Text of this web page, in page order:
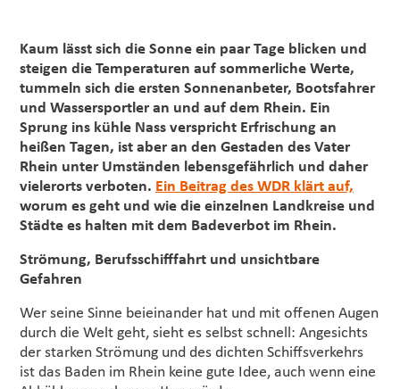
Kaum lässt sich die Sonne ein paar Tage blicken und
steigen die Temperaturen auf sommerliche Werte,
tummeln sich die ersten Sonnenanbeter, Bootsfahrer
und Wassersportler an und auf dem Rhein. Ein
Sprung ins kühle Nass verspricht Erfrischung an
heißen Tagen, ist aber an den Gestaden des Vater
Rhein unter Umständen lebensgefährlich und daher
vielerorts verboten. Ein Beitrag des WDR klärt auf,
worum es geht und wie die einzelnen Landkreise und
Städte es halten mit dem Badeverbot im Rhein.
Strömung, Berufsschifffahrt und unsichtbare
Gefahren
Wer seine Sinne beieinander hat und mit offenen Augen
durch die Welt geht, sieht es selbst schnell: Angesichts
der starken Strömung und des dichten Schiffsverkehrs
ist das Baden im Rhein keine gute Idee, auch wenn eine